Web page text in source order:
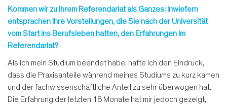
Kommen wir zu Ihrem Referendariat als Ganzes: Inwiefern
entsprachen Ihre Vorstellungen, die Sie nach der Universität
vom Start ins Berufsleben hatten, den Erfahrungen im
Referendariat?
Als ich mein Studium beendet habe, hatte ich den Eindruck,
dass die Praxisanteile während meines Studiums zu kurz kamen
und der fachwissenschaftliche Anteil zu sehr überwogen hat.
Die Erfahrung der letzten 18 Monate hat mir jedoch gezeigt,